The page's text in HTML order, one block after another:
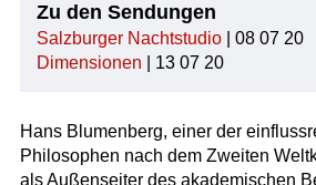
Zu den Sendungen
Salzburger Nachtstudio| 08 07 20
Dimensionen | 13 07 20
Hans Blumenberg, einer der
Philosophen nach dem Zweiten
als Außenseiter des akademischen